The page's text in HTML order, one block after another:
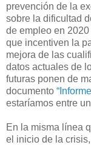
prevención de la
sobre la dificultad
de empleo en
que incentiven la
mejora de las
datos actuales de
futuras ponen de
documento
estaríamos entre
En la misma línea
el inicio de la